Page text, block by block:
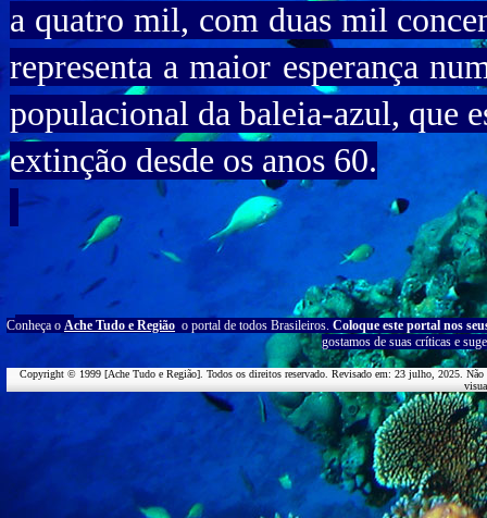
a quatro mil, com duas mil
representa a maior esperança
populacional da baleia-azul, que
extinção desde os anos 60.
Conheça o Ache Tudo e Região o portal de todos Brasileiros. Coloque este portal nos
gostamos de suas críticas e
Copyright © 1999 [Ache Tudo e Região]. Todos os direitos reservado. Revisado em: 23 julho, 2025 .